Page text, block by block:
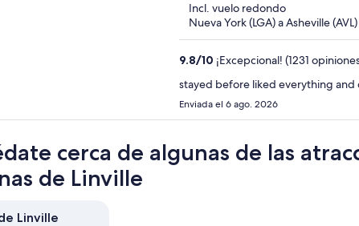
Incl. vuelo redondo
Nueva York (LGA) a Asheville (AVL)
9.8/10 ¡Excepcional! (1231
stayed before liked everything and
Enviada el 6 ago. 2026
cerca de algunas de las
de Linville
Linville